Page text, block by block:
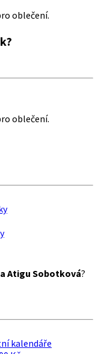
kalendáře
oblečení.
oblečení.
Atigu Sobotková?